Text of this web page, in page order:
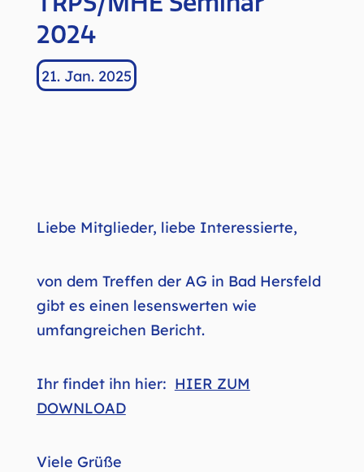
2024
21. Jan. 2025
Liebe Mitglieder, liebe Interessierte,
von dem Treffen der AG in Bad Hersfeld
gibt es einen lesenswerten wie
umfangreichen Bericht.
Ihr findet ihn hier: HIER ZUM
DOWNLOAD
Viele Grüße